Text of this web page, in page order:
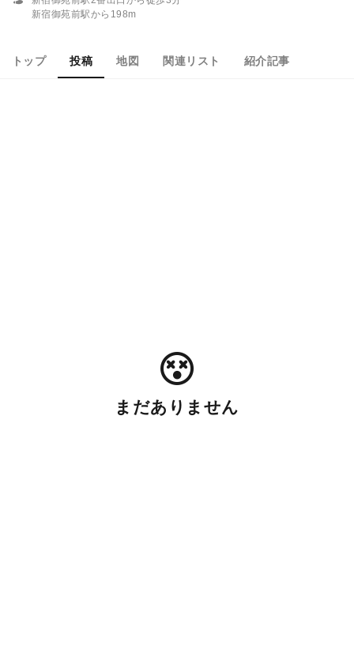
新宿御苑前駅から198m
トップ 投稿 地図 関連リスト 紹介記事
まだありません